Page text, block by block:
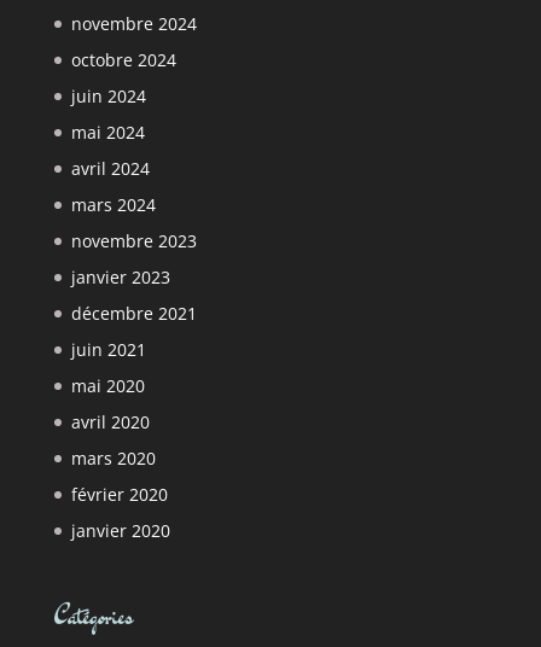
novembre 2024
octobre 2024
juin 2024
mai 2024
avril 2024
mars 2024
novembre 2023
janvier 2023
décembre 2021
juin 2021
mai 2020
avril 2020
mars 2020
février 2020
janvier 2020
Catégories